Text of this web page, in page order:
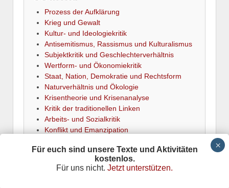
Prozess der Aufklärung
Krieg und Gewalt
Kultur- und Ideologiekritik
Antisemitismus, Rassismus und Kulturalismus
Subjektkritik und Geschlechterverhältnis
Wertform- und Ökonomiekritik
Staat, Nation, Demokratie und Rechtsform
Naturverhältnis und Ökologie
Krisentheorie und Krisenanalyse
Kritik der traditionellen Linken
Arbeits- und Sozialkritik
Konflikt und Emanzipation
Für euch sind unsere Texte und Aktivitäten
kostenlos.
Für uns nicht. Jetzt unterstützen.